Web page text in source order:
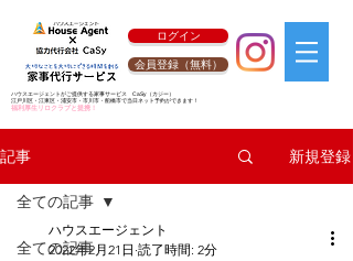
ログイン
会員登録（無料）
ハウスエージェントがご提供する家事サービス CaSy （カジー）
江戸川区・江東区・浦安市・市川市・船橋市で当日ネット予約ができます！
福利厚生リロクラブと提携！
記事 新規登録
全ての記事
全ての記事
ハウスエージェント
2022年2月21日 読了時間: 2分